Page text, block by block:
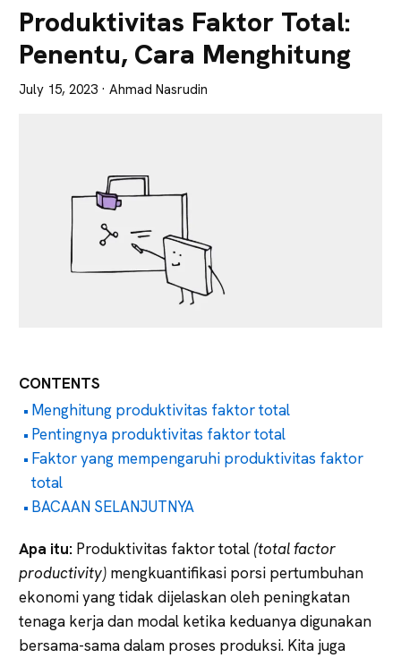
Tajam
Produktivitas Faktor Total:
Penentu, Cara Menghitung
July 15, 2023 · Ahmad Nasrudin
CONTENTS
Menghitung produktivitas faktor total
Pentingnya produktivitas faktor total
Faktor yang mempengaruhi produktivitas faktor
total
BACAAN SELANJUTNYA
Apa itu: Produktivitas faktor total (total factor
productivity) mengkuantifikasi porsi pertumbuhan
ekonomi yang tidak dijelaskan oleh peningkatan
tenaga kerja dan modal ketika keduanya digunakan
bersama-sama dalam proses produksi. Kita juga